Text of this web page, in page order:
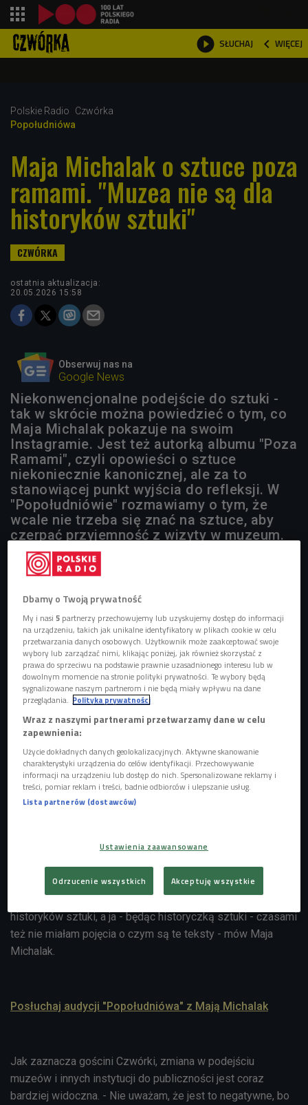
 SŁUCHAJ  WIĘCEJ

Polskie Radio
Czwórka
Popołudniówa
Maja Michalak o sztuce poza
ramami. "Muzea nie są dla
historyków sztuki"
ostatnia aktualizacja:
20.05.2026 15:58
Obserwuj nas na
Google News
Niekonwencjonalne podejście do sztuki -
tak w skrócie można powiedzieć o tym, co
Maja Michalak pokazuje na swoim
Instagramie. Jest też autorką albumu "Poza
Ramami", czyli opowieści o sztuce
niekoniecznie kanonicznej, ale za to
stanowiącej punkt wyjścia do refleksji. W
"Popołudniówie" rozmawiamy o tym, że
wcale nie trzeba się znać na sztuce, aby
czerpać przyjemność z wizyty w muzeum.
Maja Michalak i Kamil Jasieński
- Wcale nie jest tak, że każda wystawa mnie zachwyca i
każde muzeum jest doskonałe. Wtedy też dzielę się moimi
spostrzeżeniami i rzeczami, które nie do końca grają.
tekst kuratorski, tym lepiej. Wtedy mniejsze grono będzie w
stanie je zrozumieć, a wtedy będzie to oznaczało, że
wystawa jest merytorycznie na bardzo wysokim poziomie.
Według mnie to nie jest prawda; muzea nie są dla
historyków sztuki, a ja - będąc historyczką sztuki - czasami
też nie miałam pojęcia o czym są te teksty - mów Maja
Michalak.
Posłuchaj audycji "Popołudniówa" z Mają Michalak
Jak zaznacza gościni Czwórki, zmiana w podejściu
muzeów i innych instytucji do publiczności jest coraz
bardziej widoczna. - Nie uważam, że jest to negatywne, bo
Dbamy o Twoją prywatność
My i nasi5 partnerzy przechowujemy lub uzyskujemy dostęp do informacji
na urządzeniu, takich jak unikalne identyfikatory w plikach cookie w celu
przetwarzania danych osobowych. Użytkownik może zaakceptować swoje
wybory lub zarządzać nimi, klikając poniżej, jak również skorzystać z
prawa do sprzeciwu na podstawie prawnie uzasadnionego interesu lub w
dowolnym momencie na stronie polityki prywatności. Te wybory będą
sygnalizowane naszym partnerom i nie będą miały wpływu na dane
przeglądania. Polityka prywatności
Wraz z naszymi partnerami przetwarzamy dane w celu
zapewnienia:
Użycie dokładnych danych geolokalizacyjnych. Aktywne skanowanie
charakterystyki urządzenia do celów identyfikacji. Przechowywanie
informacji na urządzeniu lub dostęp do nich. Spersonalizowane reklamy i
treści, pomiar reklam i treści, badnie odbiorców i ulepszanie usług.
Lista partnerów (dostawców)
Ustawienia zaawansowane
Odrzucenie wszystkich Akceptuję wszystkie